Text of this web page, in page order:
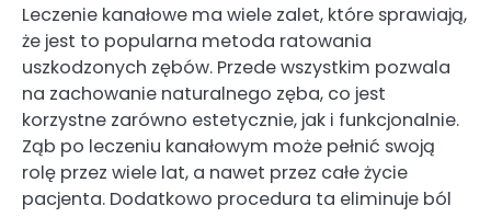
Leczenie kanałowe ma wiele zalet, które sprawiają,
że jest to popularna metoda ratowania
uszkodzonych zębów. Przede wszystkim pozwala
na zachowanie naturalnego zęba, co jest
korzystne zarówno estetycznie, jak i funkcjonalnie.
Ząb po leczeniu kanałowym może pełnić swoją
rolę przez wiele lat, a nawet przez całe życie
pacjenta. Dodatkowo procedura ta eliminuje ból